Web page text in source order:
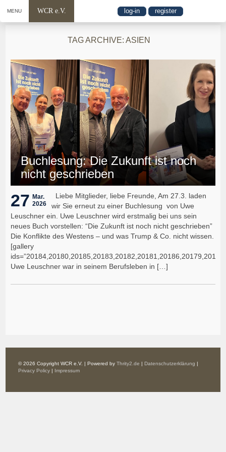
MENU WCR e.V. log-in register
TAG ARCHIVE: ASIEN
Buchlesung: Die Zukunft ist noch
nicht geschrieben
27 Mar.
2026
Liebe Mitglieder, liebe Freunde, Am 27.3. laden
wir Sie erneut zu einer Buchlesung von Uwe
Leuschner ein. Uwe Leuschner wird erstmalig bei uns sein
neues Buch vorstellen: “Die Zukunft ist noch nicht geschrieben”
Die Konflikte des Westens – und was Trump & Co. nicht wissen.
[gallery
Uwe Leuschner war in seinem Berufsleben in […]
© 2026 Copyright WCR e.V. | Powered byThrity2.de | Datenschutzerklärung |
Privacy Policy | Impressum